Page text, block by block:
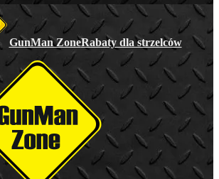
GunMan ZoneRabaty dla strzelców